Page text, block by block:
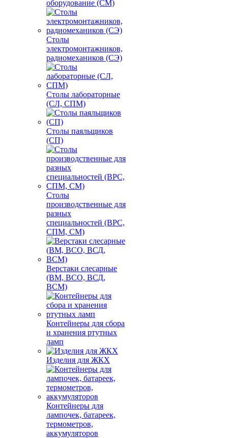
оборудование (СМ)
Столы
электромонтажников,
радиомехаников (СЭ)
Столы лабораторные
(СЛ, СПМ)
Столы паяльщиков
(СП)
Столы
производственные для
разных
специальностей (ВРС,
СПМ, СМ)
Верстаки слесарные
(ВМ, ВСО, ВСД,
ВСМ)
Контейнеры для сбора
и хранения ртутных
ламп
Изделия для ЖКХ
Контейнеры для
лампочек, батареек,
термометров,
аккумуляторов